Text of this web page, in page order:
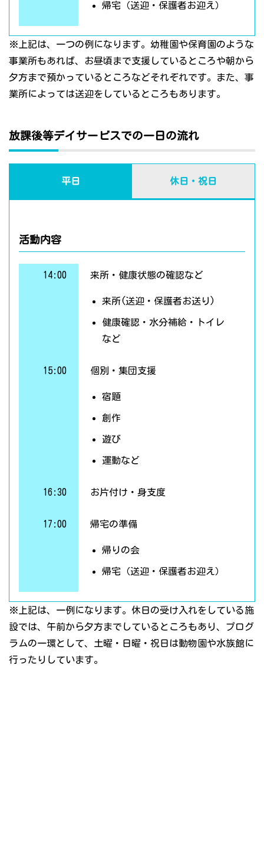
帰宅（送迎・保護者お迎え）
※上記は、一つの例になります。幼稚園や保育園のような
事業所もあれば、お昼頃まで支援しているところや朝から
夕方まで預かっているところなどそれぞれです。また、事
業所によっては送迎をしているところもあります。
放課後等デイサービスでの一日の流れ
平日 休日・祝日
活動内容
14:00 来所・健康状態の確認など
来所(送迎・保護者お送り)
健康確認・水分補給・トイレ
など
15:00 個別・集団支援
宿題
創作
遊び
運動など
16:30 お片付け・身支度
17:00 帰宅の準備
帰りの会
帰宅（送迎・保護者お迎え）
※上記は、一例になります。休日の受け入れをしている施
設では、午前から夕方までしているところもあり、プログ
ラムの一環として、土曜・日曜・祝日は動物園や水族館に
行ったりしています。